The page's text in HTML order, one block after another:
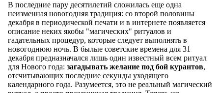
В последние пару десятилетий сложилась еще одна
неизменная новогодняя традиция: со второй половины
декабря в периодической печати и в интернете появляется
описание неких якобы "магических" ритуалов и
гадательных процедур, которые следует выполнять в
новогоднюю ночь. В былые советские времена для 31
декабря предназначался лишь один известный всем ритуал
для Нового года: загадывать желание под бой курантов,
отсчитывающих последние секунды уходящего
календарного года. Разумеется, это не реальный магический